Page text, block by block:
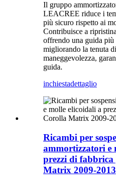
Il gruppo
LEACREE riduce i
più sicuro rispetto ai
Contribuisce a
offrendo una guida
migliorando la tenuta
maneggevolezza,
guida.
inchiestadettaglio
Ricambi per
ammortizzatori e
prezzi di
Matrix 2009-2013